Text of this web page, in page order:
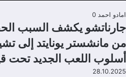
امادو احمد 0
جارناتشو يكشف السبب
من مانشستر يونايتد إلى
أسلوب اللعب الجديد تحت
28.10.2025